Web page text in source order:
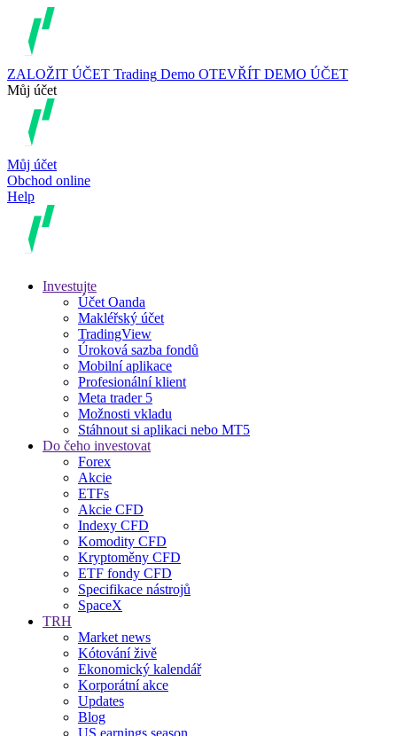
ZALOŽIT ÚČET Trading Demo OTEVŘÍT DEMO ÚČET
Můj účet
Můj účet
Obchod online
Help
Investujte
Účet Oanda
Makléřský účet
TradingView
Úroková sazba fondů
Mobilní aplikace
Profesionální klient
Meta trader 5
Možnosti vkladu
Stáhnout si aplikaci nebo MT5
Do čeho investovat
Forex
Akcie
ETFs
Akcie CFD
Indexy CFD
Komodity CFD
Kryptoměny CFD
ETF fondy CFD
Specifikace nástrojů
SpaceX
TRH
Market news
Kótování živě
Ekonomický kalendář
Korporátní akce
Updates
Blog
US earnings season